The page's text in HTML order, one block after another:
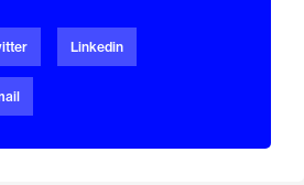
Linkedin